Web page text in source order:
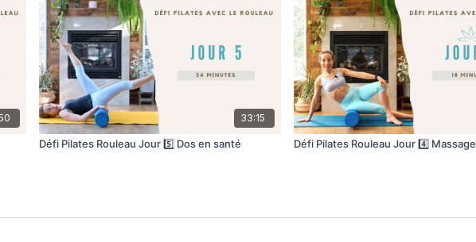
33:15
Défi Pilates Rouleau Jour 5️⃣ Dos en santé Défi Pilates Rouleau Jour 4️⃣ Massage